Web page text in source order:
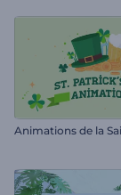
Animations de la